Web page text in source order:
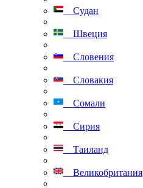
Судан
Швеция
Словения
Словакия
Сомали
Сирия
Таиланд
Великобритания